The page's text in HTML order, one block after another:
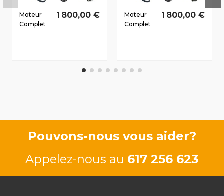
Moteur
Complet
1 800,00 €
Moteur
Complet
1.5 D dCi
1 800,00 €
Pouvons-nous vous aider?
Appelez-nous au 617 256 623